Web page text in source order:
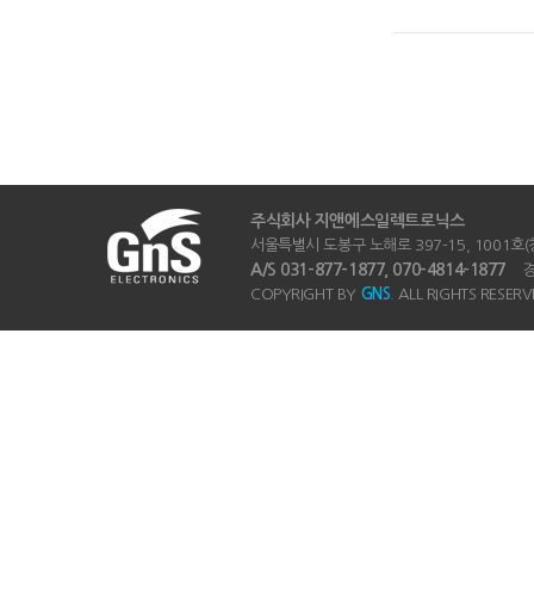
주식회사 지앤에스일렉트로닉스
서울특별시 도봉구 노해로 397-15,
A/S 031-877-1877, 070-4814-1877경
COPYRIGHT BY GNS . ALL RIGHTS